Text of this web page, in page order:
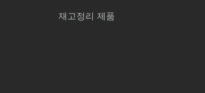
재고정리 제품